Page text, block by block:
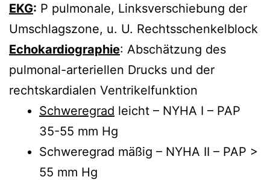
EKG: P pulmonale, Linksverschiebung der
Umschlagszone, u. U. Rechtsschenkelblock
Echokardiographie: Abschätzung des
pulmonal-arteriellen Drucks und der
rechtskardialen Ventrikelfunktion
Schweregrad leicht – NYHA I – PAP
35-55 mm Hg
Schweregrad mäßig – NYHA II – PAP >
55 mm Hg